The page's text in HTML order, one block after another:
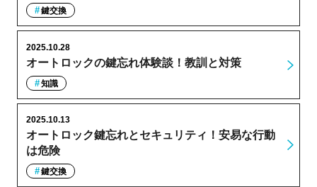
鍵交換
オートロックの鍵忘れ体験談！教訓と対策
2025.10.28
知識
オートロック鍵忘れとセキュリティ！安易な行動
は危険
2025.10.13
鍵交換